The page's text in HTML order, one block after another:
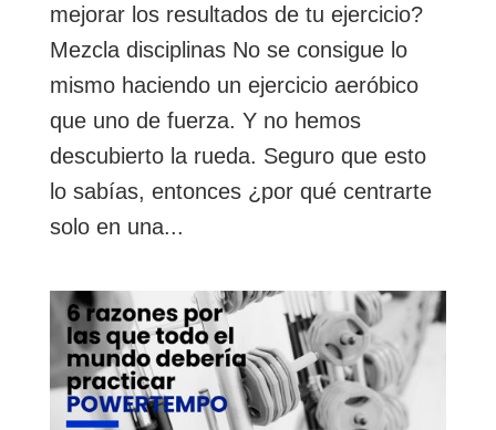
mejorar los resultados de tu ejercicio?
Mezcla disciplinas No se consigue lo
mismo haciendo un ejercicio aeróbico
que uno de fuerza. Y no hemos
descubierto la rueda. Seguro que esto
lo sabías, entonces ¿por qué centrarte
solo en una...